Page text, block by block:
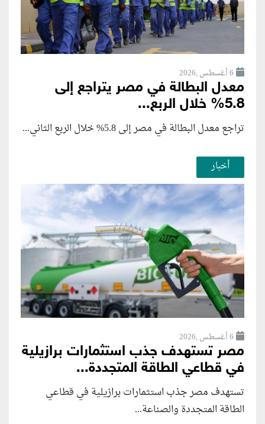
6 أغسطس ,2026
معدل البطالة في مصر يتراجع إلى
5.8% خلال الربع...
تراجع معدل البطالة في مصر إلى 5.8% خلال الربع الثاني...
أخبار
6 أغسطس ,2026
مصر تستهدف جذب استثمارات برازيلية
في قطاعي الطاقة المتجددة...
تستهدف مصر جذب استثمارات برازيلية في قطاعي
الطاقة المتجددة والصناعة...